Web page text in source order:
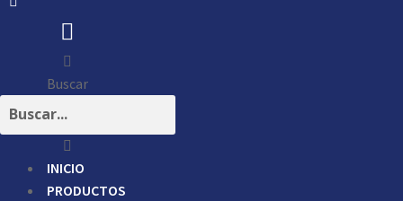
Buscar
INICIO
PRODUCTOS